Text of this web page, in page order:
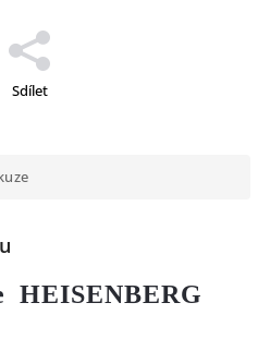
Sdílet
HEISENBERG